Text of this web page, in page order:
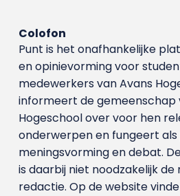
Colofon
Punt is het onafhankelijke
en opinievorming voor
medewerkers van Avans
informeert de gemeenschap
Hogeschool over voor hen
onderwerpen en fungeert
meningsvorming en debat.
is daarbij niet noodzakelijk de
redactie. Op de website